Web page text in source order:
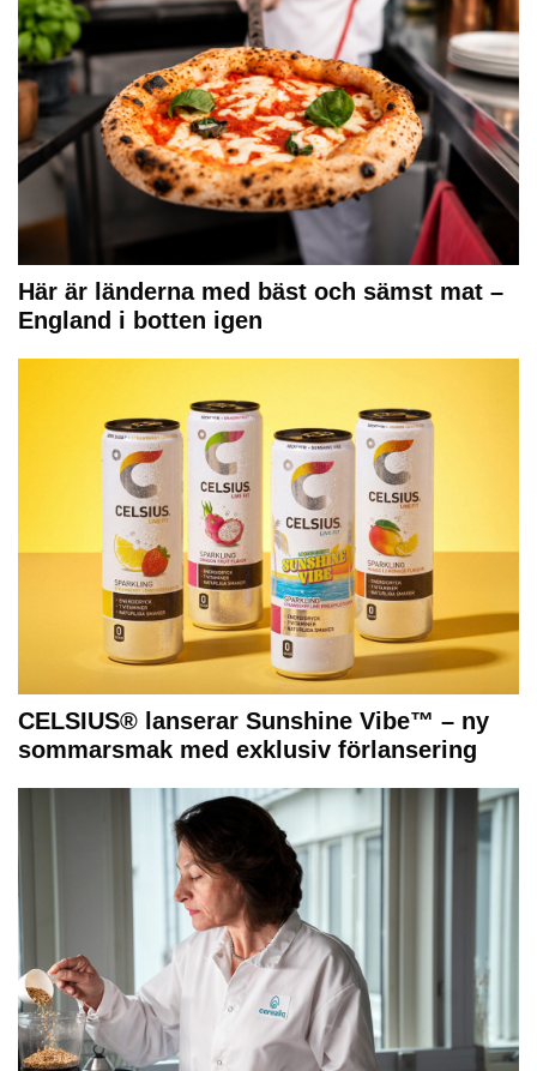
Här är länderna med bäst och sämst mat –
England i botten igen
CELSIUS® lanserar Sunshine Vibe™ – ny
sommarsmak med exklusiv förlansering